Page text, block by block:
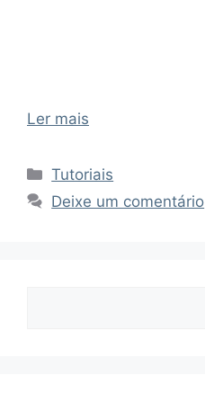
Ler mais
Categorias
Tutoriais
Deixe um comentário